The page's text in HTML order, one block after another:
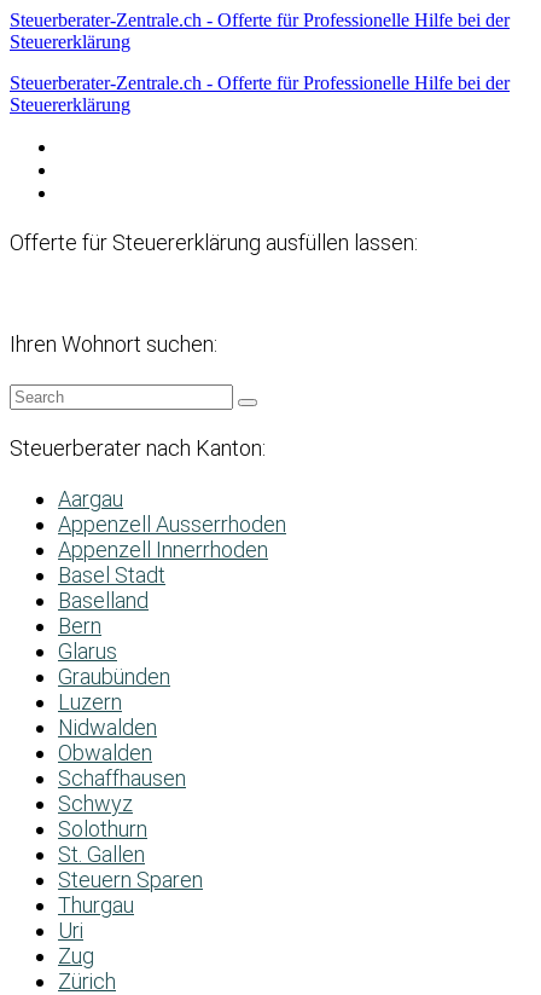
Steuerberater-Zentrale.ch - Offerte für Professionelle Hilfe bei der
Steuererklärung
Steuerberater-Zentrale.ch - Offerte für Professionelle Hilfe bei der
Steuererklärung
Offerte für Steuererklärung ausfüllen lassen:
Ihren Wohnort suchen:
Steuerberater nach Kanton:
Aargau
Appenzell Ausserrhoden
Appenzell Innerrhoden
Basel Stadt
Baselland
Bern
Glarus
Graubünden
Luzern
Nidwalden
Obwalden
Schaffhausen
Schwyz
Solothurn
St. Gallen
Steuern Sparen
Thurgau
Uri
Zug
Zürich